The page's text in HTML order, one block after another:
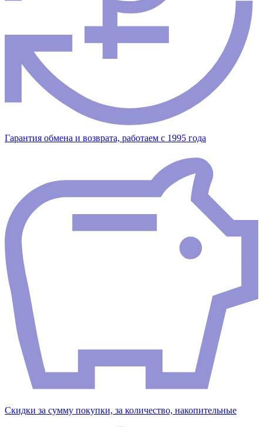
Гарантия обмена и возврата, работаем с 1995 года
Скидки за сумму покупки, за количество, накопительные